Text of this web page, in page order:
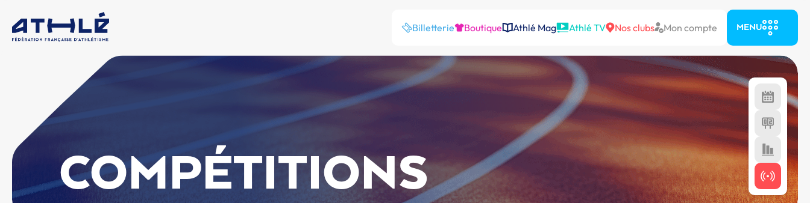
Billetterie Boutique Athlé Mag Athlé TV Nos clubs Mon compte MENU
COMPÉTITIONS